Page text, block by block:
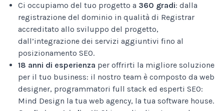
Ci occupiamo del tuo progetto a 360 gradi: dalla
registrazione del dominio in qualità di Registrar
accreditato allo sviluppo del progetto,
dall’integrazione dei servizi aggiuntivi fino al
posizionamento SEO.
18 anni di esperienza per offrirti la migliore soluzione
per il tuo business: il nostro team è composto da web
designer, programmatori full stack ed esperti SEO:
Mind Design la tua web agency, la tua software house.